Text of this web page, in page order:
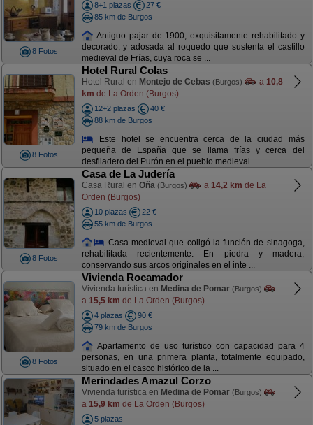
8 Fotos
8+1 plazas
27 €
85 km de Burgos
Antiguo pajar de 1900, exquisitamente rehabilitado y
decorado, y adosada al roquedo que sustenta el castillo
medieval de Frías, cuya roca se ...
8 Fotos
Hotel Rural Colas
Hotel Rural en Montejo de Cebas (Burgos) a 10,8
km de La Orden (Burgos)
12+2 plazas
40 €
88 km de Burgos
Este hotel se encuentra cerca de la ciudad más
pequeña de España que se llama frías y cerca del
desfiladero del Purón en el pueblo medieval ...
8 Fotos
Casa de La Judería
Casa Rural en Oña (Burgos) a 14,2 km de La
Orden (Burgos)
10 plazas
22 €
55 km de Burgos
Casa medieval que coligó la función de sinagoga,
rehabilitada recientemente. En piedra y madera,
conservando sus arcos originales en el inte ...
8 Fotos
Vivienda Rocamador
Vivienda turística en Medina de Pomar (Burgos)
a 15,5 km de La Orden (Burgos)
4 plazas
90 €
79 km de Burgos
Apartamento de uso turístico con capacidad para 4
personas, en una primera planta, totalmente equipado,
situado en el casco histórico de la ...
Merindades Amazul Corzo
Vivienda turística en Medina de Pomar (Burgos)
a 15,9 km de La Orden (Burgos)
5 plazas